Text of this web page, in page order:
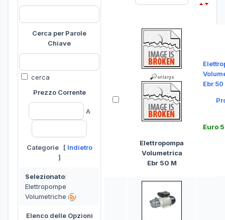
Cerca per Parole
Chiave
cerca
Prezzo Corrente
A
Categorie [ Indietro
]
Selezionato:
Elettropompe
Volumetriche
Elenco delle Opzioni
Elettropompa
Volumetrica
Ebr 50 M
Ebr 50
Euro